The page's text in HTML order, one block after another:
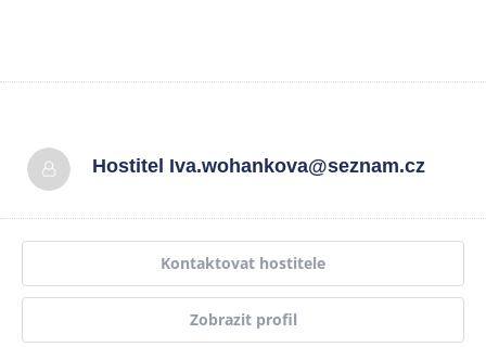
Hostitel Iva.wohankova@seznam.cz
Kontaktovat hostitele
Zobrazit profil